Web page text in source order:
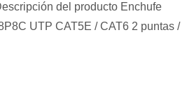
del producto Enchufe
UTP CAT5E / CAT6 2 puntas /